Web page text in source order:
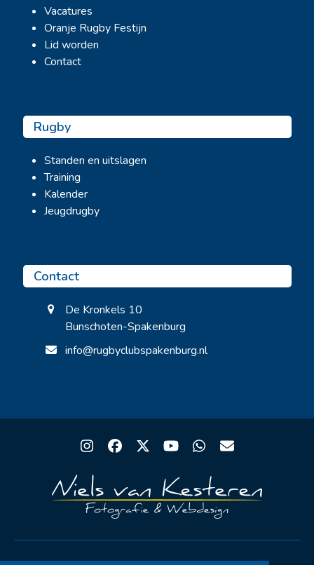
Vacatures
Oranje Rugby Festijn
Lid worden
Contact
Rugby
Standen en uitslagen
Training
Kalender
Jeugdrugby
Contact
De Kronkels 10
Bunschoten-Spakenburg
info@rugbyclubspakenburg.nl
Instagram
Facebook
TwitterYouTubeWhatsapp
Email